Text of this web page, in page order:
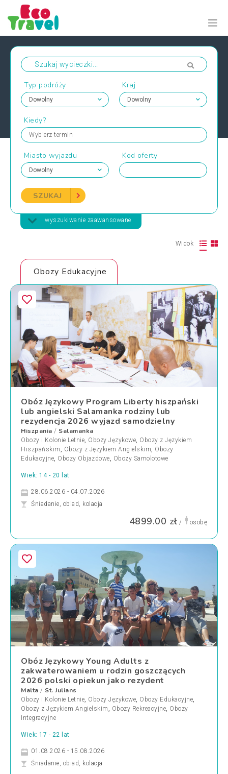
Typ podróży Kraj
Kiedy?
Wybierz termin
Miasto wyjazdu Kod oferty
SZUKAJ
wyszukiwanie zaawansowane
Widok
Obozy Edukacyjne
Obóz Językowy Program Liberty hiszpański
lub angielski Salamanka rodziny lub
rezydencja 2026 wyjazd samodzielny
Hiszpania / Salamanka
Obozy i Kolonie Letnie, Obozy Językowe, Obozy z Językiem
Hiszpańskim , Obozy z Językiem Angielskim, Obozy
Edukacyjne, Obozy Objazdowe, Obozy Samolotowe
Wiek: 14 - 20 lat
28.06.2026 - 04.07.2026
Śniadanie, obiad, kolacja
4899.00 zł / osobę
Obóz Językowy Young Adults z
zakwaterowaniem u rodzin goszczących
2026 polski opiekun jako rezydent
Malta / St. Julians
Obozy i Kolonie Letnie, Obozy Językowe, Obozy Edukacyjne,
Obozy z Językiem Angielskim , Obozy Rekreacyjne, Obozy
Integracyjne
Wiek: 17 - 22 lat
01.08.2026 - 15.08.2026
Śniadanie, obiad, kolacja